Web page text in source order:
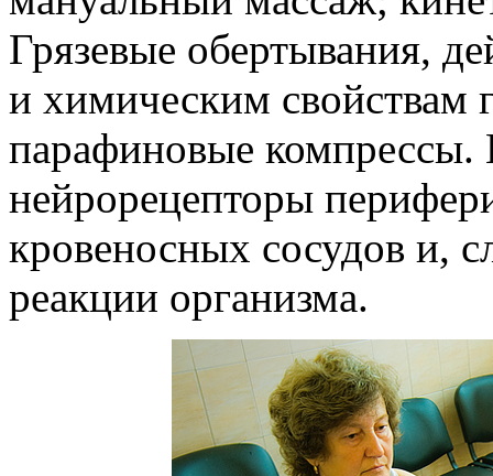
Грязевые обертывания,
и химическим свойствам
парафиновые компрессы.
нейрорецепторы
кровеносных сосудов и,
реакции организма.